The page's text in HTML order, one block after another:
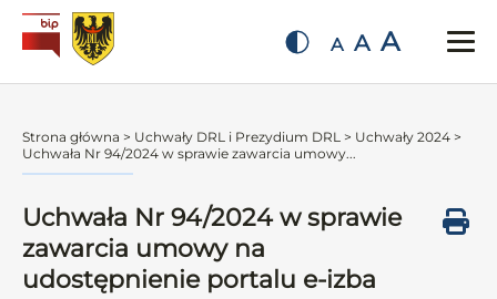
A A A
Strona główna > Uchwały DRL i Prezydium DRL > Uchwały 2024 >
Uchwała Nr 94/2024 w sprawie zawarcia umowy...
Uchwała Nr 94/2024 w sprawie
zawarcia umowy na
udostępnienie portalu e-izba